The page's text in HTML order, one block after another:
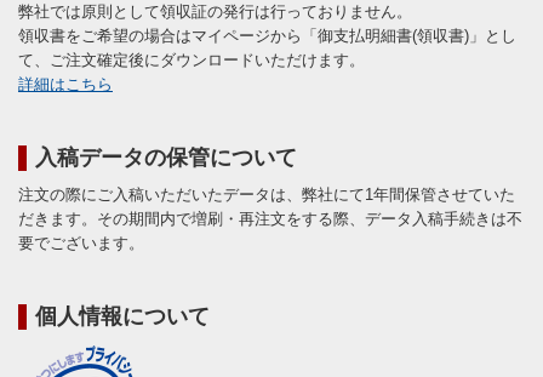
弊社では原則として領収証の発行は行っておりません。
領収書をご希望の場合はマイページから「御支払明細書(領収書)」とし
て、ご注文確定後にダウンロードいただけます。
詳細はこちら
入稿データの保管について
注文の際にご入稿いただいたデータは、弊社にて1年間保管させていた
だきます。その期間内で増刷・再注文をする際、データ入稿手続きは不
要でございます。
個人情報について